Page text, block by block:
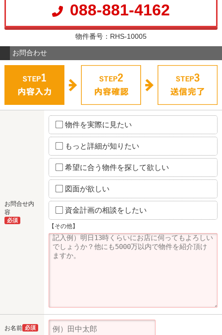
088-881-4162
物件番号：RHS-10005
お問合わせ
お問合せ内
容
必須
物件を実際に見たい
もっと詳細が知りたい
希望に合う物件を探して欲しい
図面が欲しい
資金計画の相談をしたい
【その他】
お名前 必須